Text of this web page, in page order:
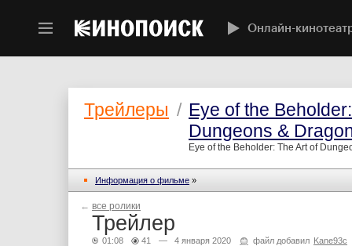
Онлайн-
Трейлеры / Eye of the
Dungeons &
Eye of the Beholder: The Art of
Информация о фильме »
← все ролики
Трейлер
01:08 41 — 4 января 2020 файл добавил Kane93c